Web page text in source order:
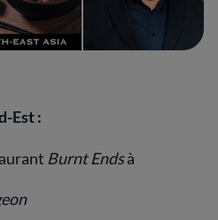
Est :
Burnt Endsà